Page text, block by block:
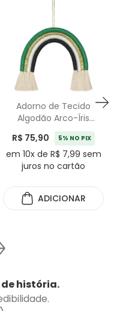
Adorno de Tecido
Algodão Arco-Íris
Detalhe Verde - 25cm
R$ 75,90 5% NO PIX
em 10x de R$ 7,99 sem
juros no cartão
ADICIONAR
de história.